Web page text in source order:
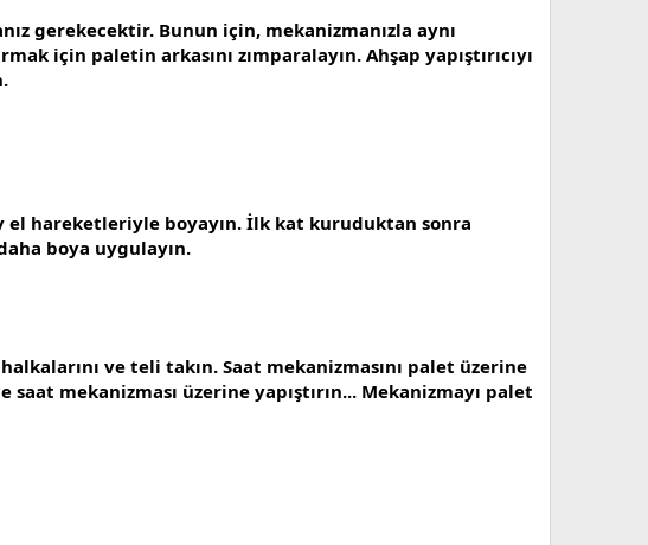
gerekecektir. Bunun için, mekanizmanızla aynı
için paletin arkasını zımparalayın. Ahşap yapıştırıcıyı
el hareketleriyle boyayın. İlk kat kuruduktan sonra
boya uygulayın.
ve teli takın. Saat mekanizmasını palet üzerine
mekanizması üzerine yapıştırın... Mekanizmayı palet